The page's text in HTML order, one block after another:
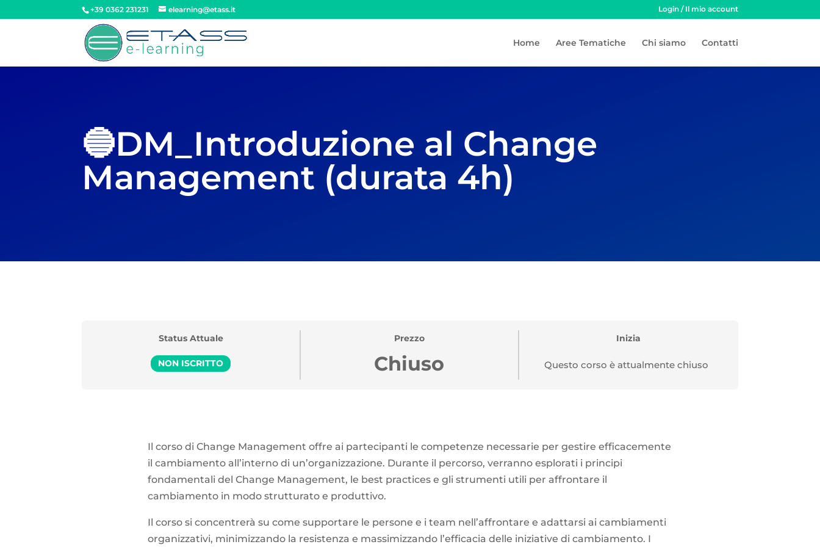
+39 0362 231231 elearning@etass.it Login / Il mio account
Home Aree Tematiche Chi siamo Contatti
🔵DM_Introduzione al Change
Management (durata 4h)
Status Attuale
NON ISCRITTO
Prezzo
Chiuso
Inizia
Questo corso è attualmente chiuso
Il corso di Change Management offre ai partecipanti le competenze necessarie per gestire efficacemente
il cambiamento all’interno di un’organizzazione. Durante il percorso, verranno esplorati i principi
fondamentali del Change Management, le best practices e gli strumenti utili per affrontare il
cambiamento in modo strutturato e produttivo.
Il corso si concentrerà su come supportare le persone e i team nell’affrontare e adattarsi ai cambiamenti
organizzativi, minimizzando la resistenza e massimizzando l’efficacia delle iniziative di cambiamento. I